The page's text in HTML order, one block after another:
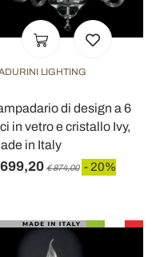
LIGHTING
di design a 6
in vetro e cristallo Ivy,
in Italy
€ 874,00 - 20%